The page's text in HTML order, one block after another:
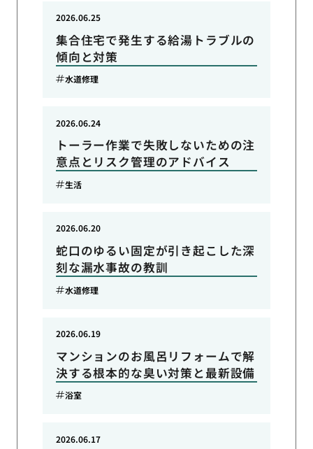
集合住宅で発生する給湯トラブルの
傾向と対策
2026.06.25
水道修理
トーラー作業で失敗しないための注
意点とリスク管理のアドバイス
2026.06.24
生活
蛇口のゆるい固定が引き起こした深
刻な漏水事故の教訓
2026.06.20
水道修理
マンションのお風呂リフォームで解
決する根本的な臭い対策と最新設備
2026.06.19
浴室
2026.06.17